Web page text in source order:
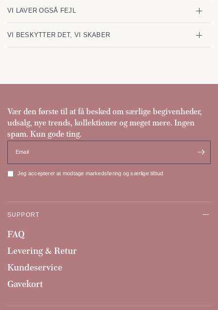
VI LAVER OGSÅ FEJL
VI BESKYTTER DET, VI SKABER
Vær den første til at få besked om særlige begivenheder,
udsalg, nye trends, kollektioner og meget mere. Ingen
spam. Kun gode ting.
Email
Jeg accepterer at modtage markedsføring og særlige tilbud
SUPPORT
FAQ
Levering & Retur
Kundeservice
Gavekort